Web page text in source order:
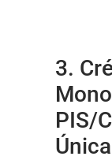
3.
PIS/
Única